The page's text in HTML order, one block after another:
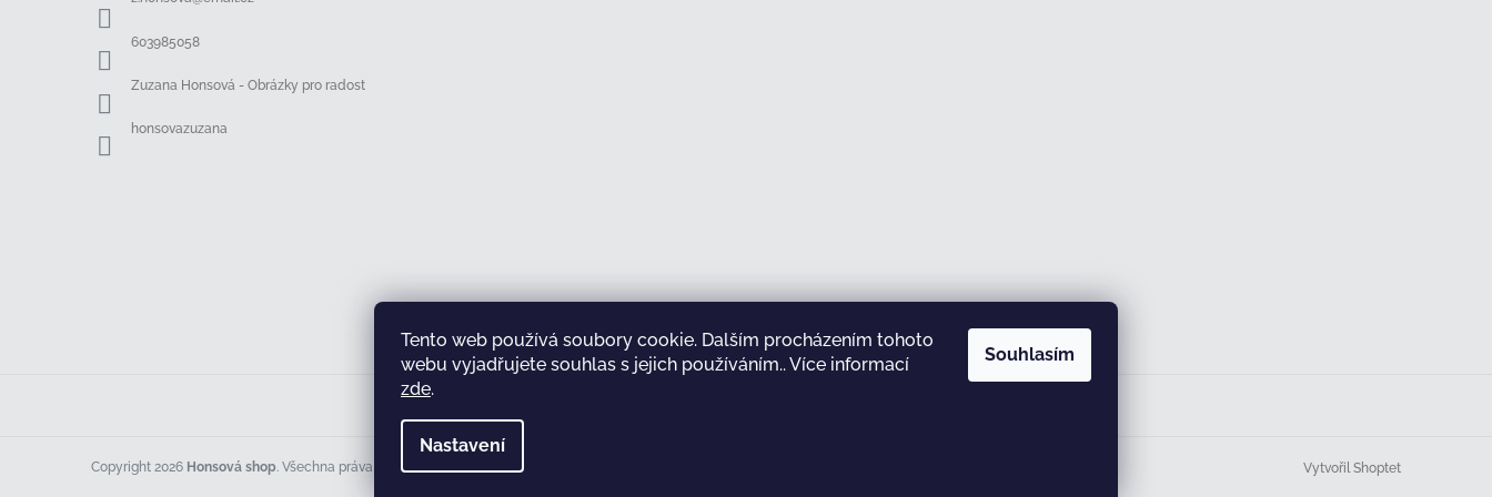
Tento web používá soubory cookie. Dalším procházením tohoto
webu vyjadřujete souhlas s jejich používáním.. Více informací
zde.
Nastavení
Souhlasím
603985058
Zuzana Honsová - Obrázky pro radost
honsovazuzana
Sledovat na Instagramu
Vytvořil Shoptet
Copyright 2026 Honsová shop. Všechna práva vyhrazena.